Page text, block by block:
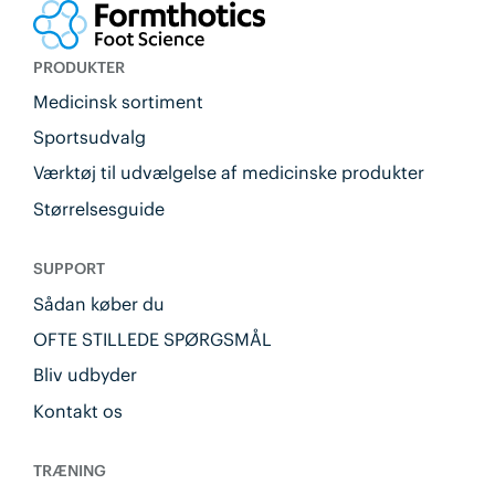
PRODUKTER
Medicinsk sortiment
Sportsudvalg
Værktøj til udvælgelse af medicinske produkter
Størrelsesguide
SUPPORT
Sådan køber du
OFTE STILLEDE SPØRGSMÅL
Bliv udbyder
Kontakt os
TRÆNING